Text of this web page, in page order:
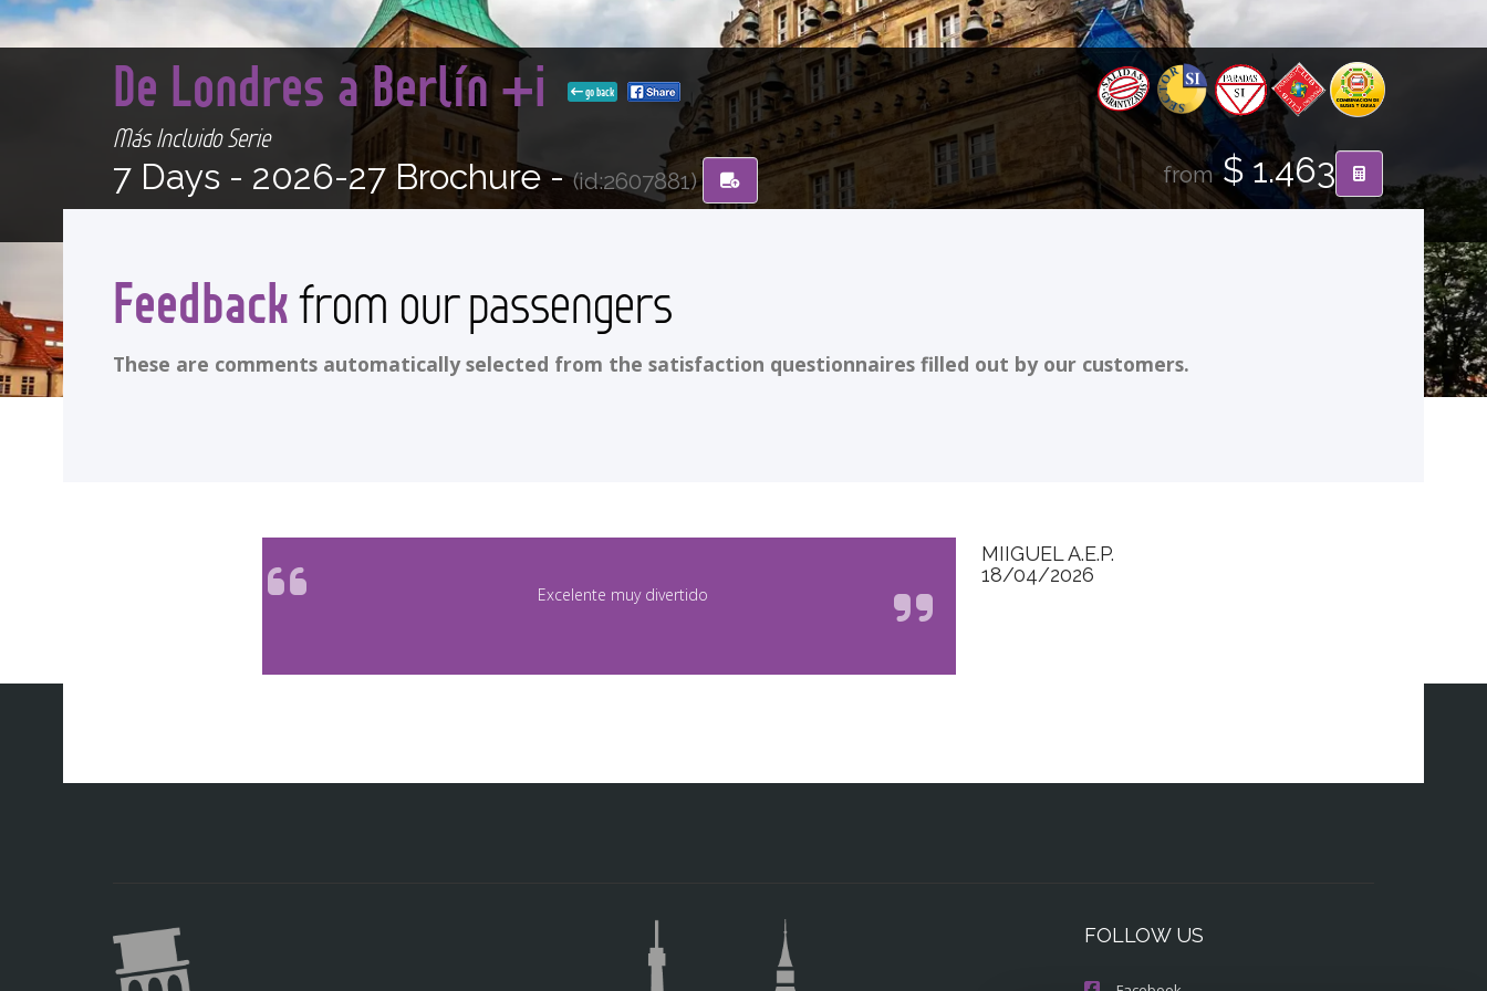
De Londres a Berlín +i go back
Más Incluido Serie
7 Days - 2026-27 Brochure -(id:2607881) from$ 1.463
Feedbackfrom our passengers
These are comments automatically selected from the satisfaction questionnaires filled out by our customers.
Excelente muy divertido
MIIGUEL A.E.P.
18/04/2026
FOLLOW US